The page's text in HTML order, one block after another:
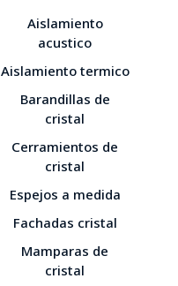
Aislamiento
acustico
Aislamiento termico
Barandillas de
cristal
Cerramientos de
cristal
Espejos a medida
Fachadas cristal
Mamparas de
cristal